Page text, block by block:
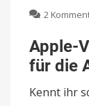
2
Apple-
für die
Kennt ihr